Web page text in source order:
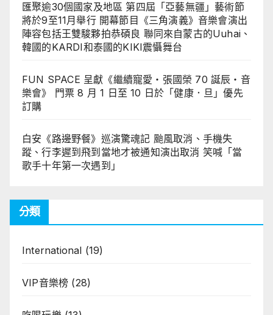
匯聚逾30個國家及地區 第四屆「亞藝無疆」藝術節
將於9至11月舉行 開幕節目《三角演義》音樂會演出
陣容包括王雙駿夥拍恭碩良 聯同來自蒙古的Uuhai、
韓國的KARDI和泰國的KIKI震懾舞台
FUN SPACE 呈獻《繼續寵愛・張國榮 70 誕辰・音
樂會》 門票 8 月 1 日至 10 日於「健康．旦」優先
訂購
白安《路邊野餐》巡演驚魂記 颱風取消、手機失
蹤、行李遲到飛到當地才被通知演出取消 笑喊「當
歌手十年第一次遇到」
分類
International (19)
VIP音樂榜 (28)